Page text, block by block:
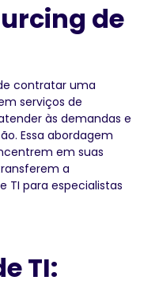
de
contratar uma
serviços de
às demandas e
Essa abordagem
em suas
a
TI para especialistas
TI: